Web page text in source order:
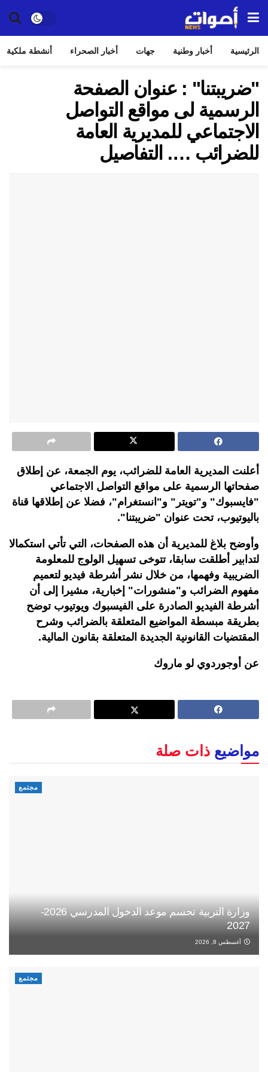
الرئيسية أخبار وطنية جهات أخبار الصحراء أنشطة ملكية
"ضريبتنا" : عنوان الصفحة
الرسمية لى مواقع التواصل
الاجتماعي للمديرية العامة
للضرائب …. التفاصيل
أعلنت المديرية العامة للضرائب، يوم الجمعة، عن إطلاق
صفحاتها الرسمية على مواقع التواصل الاجتماعي
"فايسبوك" و"تويتر" و"انستغرام"، فضلا عن إطلاقها قناة
باليوتيوب، تحت عنوان "ضريبتنا".
وأوضح بلاغ للمديرية أن هذه الصفحات، التي تأتي استكمالا
لتدابير أطلقت سابقا، تتوخى تسهيل الولوج للمعلومة
الضريبية وفهمها، من خلال نشر أشرطة فيديو لتعميم
مفهوم الضرائب و"منشورات" إخبارية، مشيرا إلى أن
أشرطة الفيديو الصادرة على الفيسبوك ويوتيوب توضح
بطريقة مبسطة المواضيع المتعلقة بالضرائب وشرح
المقتضيات القانونية الجديدة المتعلقة بقانون المالية.
عن أوجوردوي لو ماروك
مواضيع ذات صلة
مجتمع
وزارة التربية تحسم موعد الدخول المدرسي 2026-
2027
أغسطس 8, 2026
مجتمع